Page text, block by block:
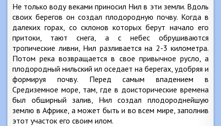
Не только воду веками приносил Нил в эти земли. Вдоль
своих берегов он создал плодородную почву. Когда в
далеких горах, со склонов которых берут начало его
притоки, тают снега, а с небес обрушиваются
тропические ливни, Нил разливается на 2-3 километра.
Потом река возвращается в свое привычное русло, а
плодородный нильский ил оседает на берегах, удобряя и
формируя почву. Перед самым впадением в
Средиземное море, там, где в доисторические времена
был обширный залив, Нил создал плодороднейшую
землю в Африке, а может быть и во всем мире, заполнив
этот участок его своим илом.